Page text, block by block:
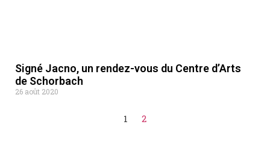
Signé Jacno, un rendez-vous du Centre d’Arts
de Schorbach
26 août 2020
1 2